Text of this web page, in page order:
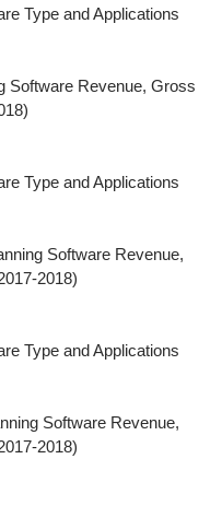
Type and Applications
Software Revenue, Gross
Type and Applications
Software Revenue,
2018)
Type and Applications
Software Revenue,
2018)